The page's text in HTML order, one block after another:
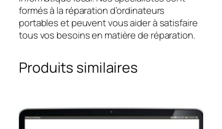
formés à la réparation d’ordinateurs
portables et peuvent vous aider à satisfaire
tous vos besoins en matière de réparation.
Produits similaires